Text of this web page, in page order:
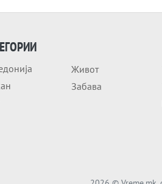
Живот
Забава